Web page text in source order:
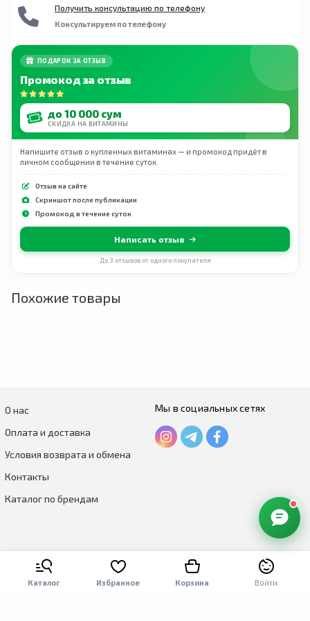
Получить консультацию по телефону
Консультируем по телефону
ПОДАРОК ЗА ОТЗЫВ
Промокод за отзыв
до 10 000 сум
СКИДКА НА ВИТАМИНЫ
Напишите отзыв о купленных витаминах — и промокод придёт в
личном сообщении в течение суток.
Отзыв на сайте
Скриншот после публикации
Промокод в течение суток
Написать отзыв
До 3 отзывов от одного покупателя
Похожие товары
Каталог Избранное Корзина Войти
О нас
Оплата и доставка
Условия возврата и обмена
Контакты
Каталог по брендам
Мы в социальных сетях